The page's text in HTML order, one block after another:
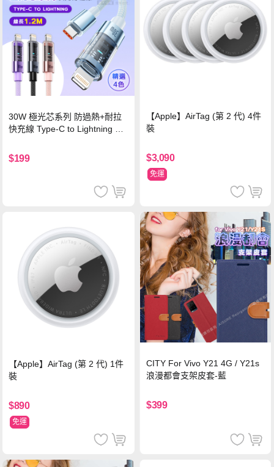
30W 極光芯系列 防過熱+耐拉
快充線 Type-C to Lightning 傳
$199
【Apple】AirTag (第 2 代) 4件
裝
$3,090
免運
【Apple】AirTag (第 2 代) 1件
裝
$890
免運
CITY For Vivo Y21 4G / Y21s
浪漫都會支架皮套-藍
$399